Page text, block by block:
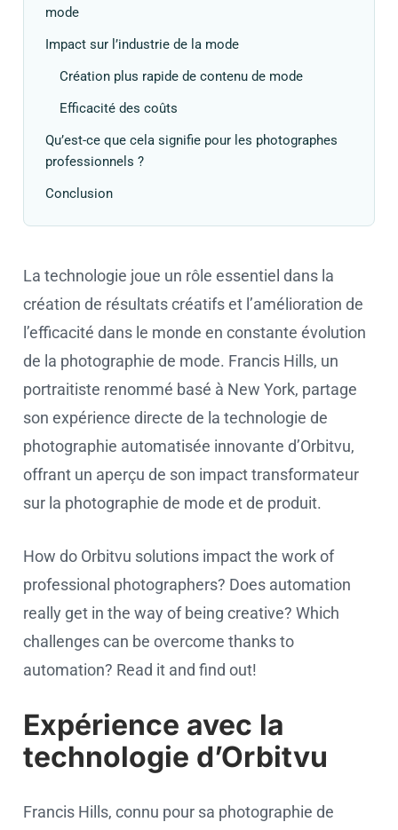
mode
Impact sur l’industrie de la mode
Création plus rapide de contenu de mode
Efficacité des coûts
Qu’est-ce que cela signifie pour les photographes
professionnels ?
Conclusion
La technologie joue un rôle essentiel dans la
création de résultats créatifs et l’amélioration de
l’efficacité dans le monde en constante évolution
de la photographie de mode. Francis Hills, un
portraitiste renommé basé à New York, partage
son expérience directe de la technologie de
photographie automatisée innovante d’Orbitvu,
offrant un aperçu de son impact transformateur
sur la photographie de mode et de produit.
How do Orbitvu solutions impact the work of
professional photographers? Does automation
really get in the way of being creative? Which
challenges can be overcome thanks to
automation? Read it and find out!
Expérience avec la
technologie d’Orbitvu
Francis Hills, connu pour sa photographie de